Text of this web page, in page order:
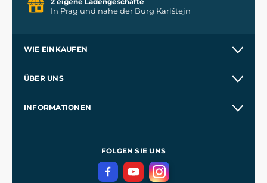
In Prag und nahe der Burg Karlštejn
WIE EINKAUFEN
Kontakt
ÜBER UNS
INFORMATIONEN
DatenschutzerklärungFOLGEN SIE UNS